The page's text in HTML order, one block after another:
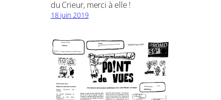
du Crieur, merci à elle !
18 juin 2019